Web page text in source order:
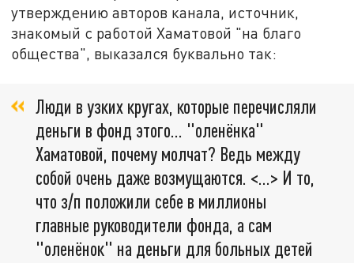
утверждению авторов канала, источник,
знакомый с работой Хаматовой "на благо
общества", выказался буквально так:
Люди в узких кругах, которые перечисляли
деньги в фонд этого… "оленёнка"
Хаматовой, почему молчат? Ведь между
собой очень даже возмущаются. <…> И то,
что з/п положили себе в миллионы
главные руководители фонда, а сам
"оленёнок" на деньги для больных детей